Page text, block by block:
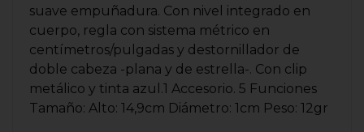
suave empuñadura. Con nivel integrado en
cuerpo, regla con sistema métrico en
centímetros/pulgadas y destornillador de
doble cabeza -plana y de estrella-. Con clip
metálico y tinta azul.1 Accesorio. 5 Funciones
Tamaño: Alto: 14,9cm Diámetro: 1cm Peso: 12gr